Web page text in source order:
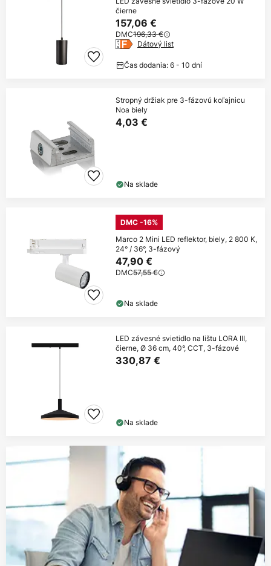
čierne
157,06 €
DMC196,33 €
Dátový list
Čas dodania: 6 - 10 dní
Stropný držiak pre 3-fázovú koľajnicu
Noa biely
4,03 €
Na sklade
DMC -16%
Marco 2 Mini LED reflektor, biely, 2 800 K,
24° / 36°, 3-fázový
47,90 €
DMC57,55 €
Na sklade
LED závesné svietidlo na lištu LORA III,
čierne, Ø 36 cm, 40°, CCT, 3-fázové
330,87 €
Na sklade